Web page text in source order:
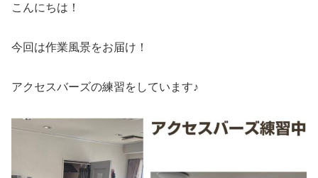
こんにちは！
今回は作業風景をお届け！
アクセスバーズの練習をしています♪